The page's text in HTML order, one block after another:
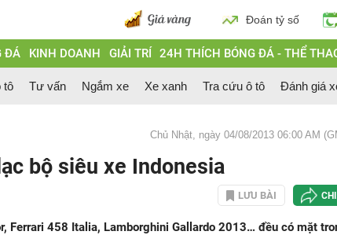
Đoán tỷ số
ĐÁ KINH DOANH GIẢI TRÍ 24H THÍCH BÓNG ĐÁ - THỂ
tô Tư vấn Ngắm xe Xe xanh Tra cứu ô tô Đánh giá
Chủ Nhật, ngày 04/08/2013 06:00 AM
bộ siêu xe Indonesia
LƯU BÀI
Ferrari 458 Italia, Lamborghini Gallardo 2013… đều có mặt